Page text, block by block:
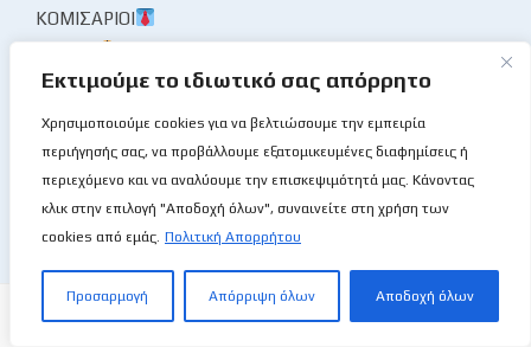
Εκτιμούμε το ιδιωτικό σας απόρρητο
Χρησιμοποιούμε cookies για να βελτιώσουμε την εμπειρία
περιήγησής σας, να προβάλλουμε εξατομικευμένες διαφημίσεις ή
περιεχόμενο και να αναλύουμε την επισκεψιμότητά μας. Κάνοντας
κλικ στην επιλογή "Αποδοχή όλων", συναινείτε στη χρήση των
cookies από εμάς. Πολιτική Απορρήτου
Προσαρμογή Απόρριψη όλων Αποδοχή όλων
ΚΟΜΙΣΆΡΙΟΙ
ΣΤΑΤΙΣΤΙΚΉ ΥΠΗΡΕΣΊΑ
ΧΡΟΝΟΓΡΆΦΗΜΑ
ΨΊΘΥΡΟΙ
ΩΡΑΊΑ ΜΟΥ ΚΥΡΊΑ